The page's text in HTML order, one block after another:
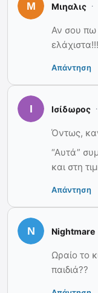
Μιηαλις
Αν σου πω
Απάντηση
Ισίδωρος
Όντως,
“Αυτά”
και στη
Απάντηση
Nightmare
Ωραίο το
παιδιά??